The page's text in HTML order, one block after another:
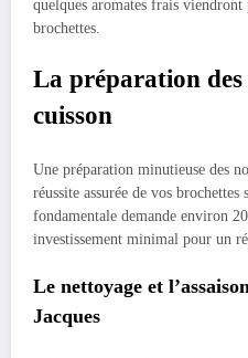
quelques aromates frais viendront
brochettes.
La préparation
cuisson
Une préparation minutieuse des
réussite assurée de vos brochettes
fondamentale demande environ
investissement minimal pour un
Le nettoyage et
Jacques